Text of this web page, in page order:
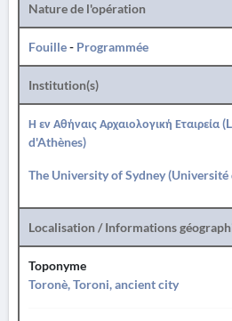
Nature de l'opération
Fouille- Programmée
Institution(s)
Η εν Αθήναις Αρχαιολογική
d'Athènes)
The University of Sydney (Université
Localisation / Informations
Toponyme
Toronè, Toroni, ancient city